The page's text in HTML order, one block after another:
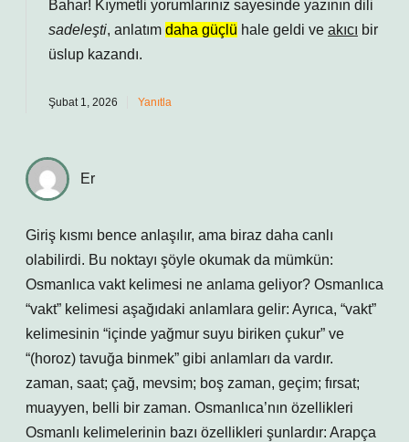
Bahar! Kıymetli yorumlarınız sayesinde yazının dili
sadeleşti, anlatım daha güçlü hale geldi ve akıcı bir
üslup kazandı.
Şubat 1, 2026 Yanıtla
Er
Giriş kısmı bence anlaşılır, ama biraz daha canlı
olabilirdi. Bu noktayı şöyle okumak da mümkün:
Osmanlıca vakt kelimesi ne anlama geliyor? Osmanlıca
“vakt” kelimesi aşağıdaki anlamlara gelir: Ayrıca, “vakt”
kelimesinin “içinde yağmur suyu biriken çukur” ve
“(horoz) tavuğa binmek” gibi anlamları da vardır.
zaman, saat; çağ, mevsim; boş zaman, geçim; fırsat;
muayyen, belli bir zaman. Osmanlıca’nın özellikleri
Osmanlı kelimelerinin bazı özellikleri şunlardır: Arapça